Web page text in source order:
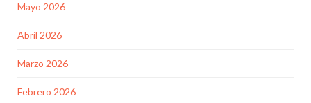
Mayo 2026
Abril 2026
Marzo 2026
Febrero 2026